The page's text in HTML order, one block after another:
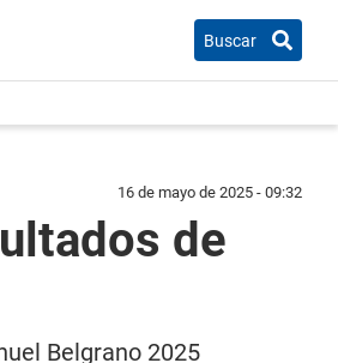
Buscar
16 de mayo de 2025 - 09:32
de
Belgrano 2025